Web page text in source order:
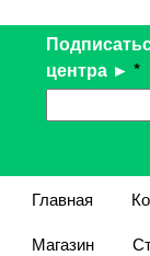
центра ► *
Главная
Магазин